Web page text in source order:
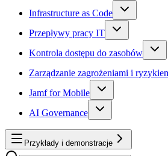
Infrastructure as Code
Przepływy pracy IT
Kontrola dostępu do zasobów
Zarządzanie zagrożeniami i
Jamf for Mobile
AI Governance
Przykłady i demonstracje